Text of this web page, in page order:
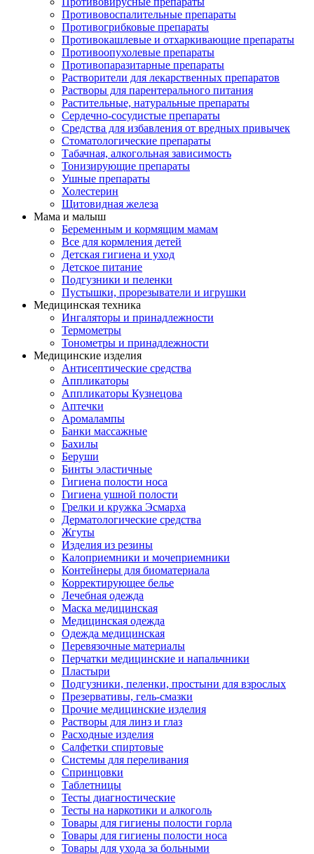
Противовоспалительные препараты
Противогрибковые препараты
Противокашлевые и отхаркивающие препараты
Противоопухолевые препараты
Противопаразитарные препараты
Растворители для лекарственных препаратов
Растворы для парентерального питания
Растительные, натуральные препараты
Сердечно-сосудистые препараты
Средства для избавления от вредных привычек
Стоматологические препараты
Табачная, алкогольная зависимость
Тонизирующие препараты
Ушные препараты
Холестерин
Щитовидная железа
Мама и малыш
Беременным и кормящим мамам
Все для кормления детей
Детская гигиена и уход
Детское питание
Подгузники и пеленки
Пустышки, прорезыватели и игрушки
Медицинская техника
Ингаляторы и принадлежности
Термометры
Тонометры и принадлежности
Медицинские изделия
Антисептические средства
Аппликаторы
Аппликаторы Кузнецова
Аптечки
Аромалампы
Банки массажные
Бахилы
Беруши
Бинты эластичные
Гигиена полости носа
Гигиена ушной полости
Грелки и кружка Эсмарха
Дерматологические средства
Жгуты
Изделия из резины
Калоприемники и мочеприемники
Контейнеры для биоматериала
Корректирующее белье
Лечебная одежда
Маска медицинская
Медицинская одежда
Одежда медицинская
Перевязочные материалы
Перчатки медицинские и напальчники
Пластыри
Подгузники, пеленки, простыни для взрослых
Презервативы, гель-смазки
Прочие медицинские изделия
Растворы для линз и глаз
Расходные изделия
Салфетки спиртовые
Системы для переливания
Спринцовки
Таблетницы
Тесты диагностические
Тесты на наркотики и алкоголь
Товары для гигиены полости горла
Товары для гигиены полости носа
Товары для ухода за больными